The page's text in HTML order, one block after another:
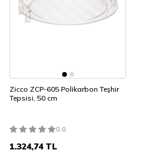
Zicco ZCP-605 Polikarbon Teşhir
Tepsisi, 50 cm
0.0
1.324,74TL